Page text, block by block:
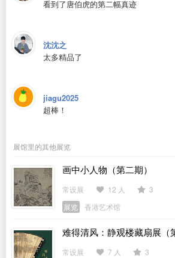
看到了唐伯虎的第二幅真迹
沈沈之
太多精品了
jiagu2025
超棒！
展馆里的其他展览
画中小人物（第二期）
常设展 12 人
3
展览
香港艺术馆
难得清风：静观楼藏扇展（
常设展 7 人
3